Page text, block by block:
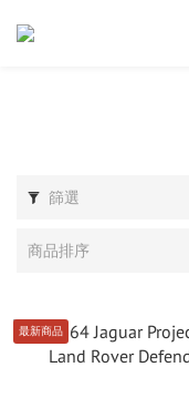
篩選
商品排序
最新商品